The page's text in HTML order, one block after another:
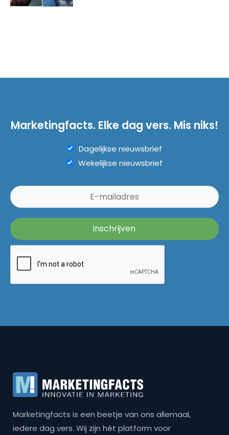
Marketingfacts. Elke dag vers. Mis niks!
Dagelijkse nieuwsbrief
Wekelijkse nieuwsbrief
Marketingfacts is een beetje van ons allemaal,
iedere dag vers. Wij zijn hét platform voor